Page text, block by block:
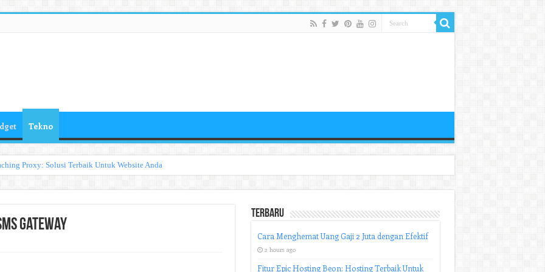
Tekno
Proxy: Solusi Terbaik Untuk Website Anda
Gateway
Terbaru
Cara Menghemat Uang Gaji 2 Juta dengan Efektif
2 hours ago
Fitur Epic Hosting Beon: Hosting Terbaik Untuk